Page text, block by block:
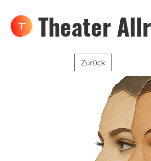
Theater
Zurück